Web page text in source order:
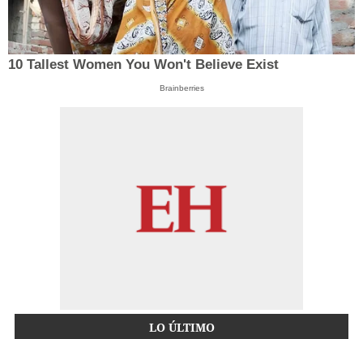
10 Tallest Women You Won't Believe Exist
Brainberries
LO ÚLTIMO